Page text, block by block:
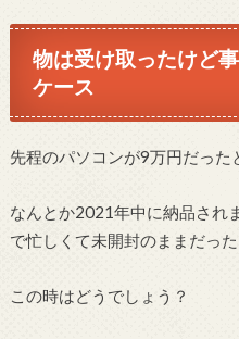
物は受け取ったけど
ケース
先程のパソコンが9万円だった
なんとか2021年中に納品され
で忙しくて未開封のままだった
この時はどうでしょう？